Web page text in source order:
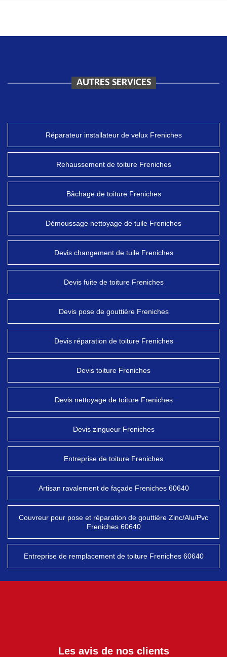
AUTRES SERVICES
Réparateur installateur de velux Freniches
Rehaussement de toiture Freniches
Bâchage de toiture Freniches
Démoussage nettoyage de tuile Freniches
Devis changement de tuile Freniches
Devis fuite de toiture Freniches
Devis pose de gouttière Freniches
Devis réparation de toiture Freniches
Devis toiture Freniches
Devis nettoyage de toiture Freniches
Devis zingueur Freniches
Entreprise de toiture Freniches
Artisan ravalement de façade Freniches 60640
Couvreur pour pose et réparation de gouttière Zinc/Alu/Pvc
Freniches 60640
Entreprise de remplacement de toiture Freniches 60640
Les avis de nos clients